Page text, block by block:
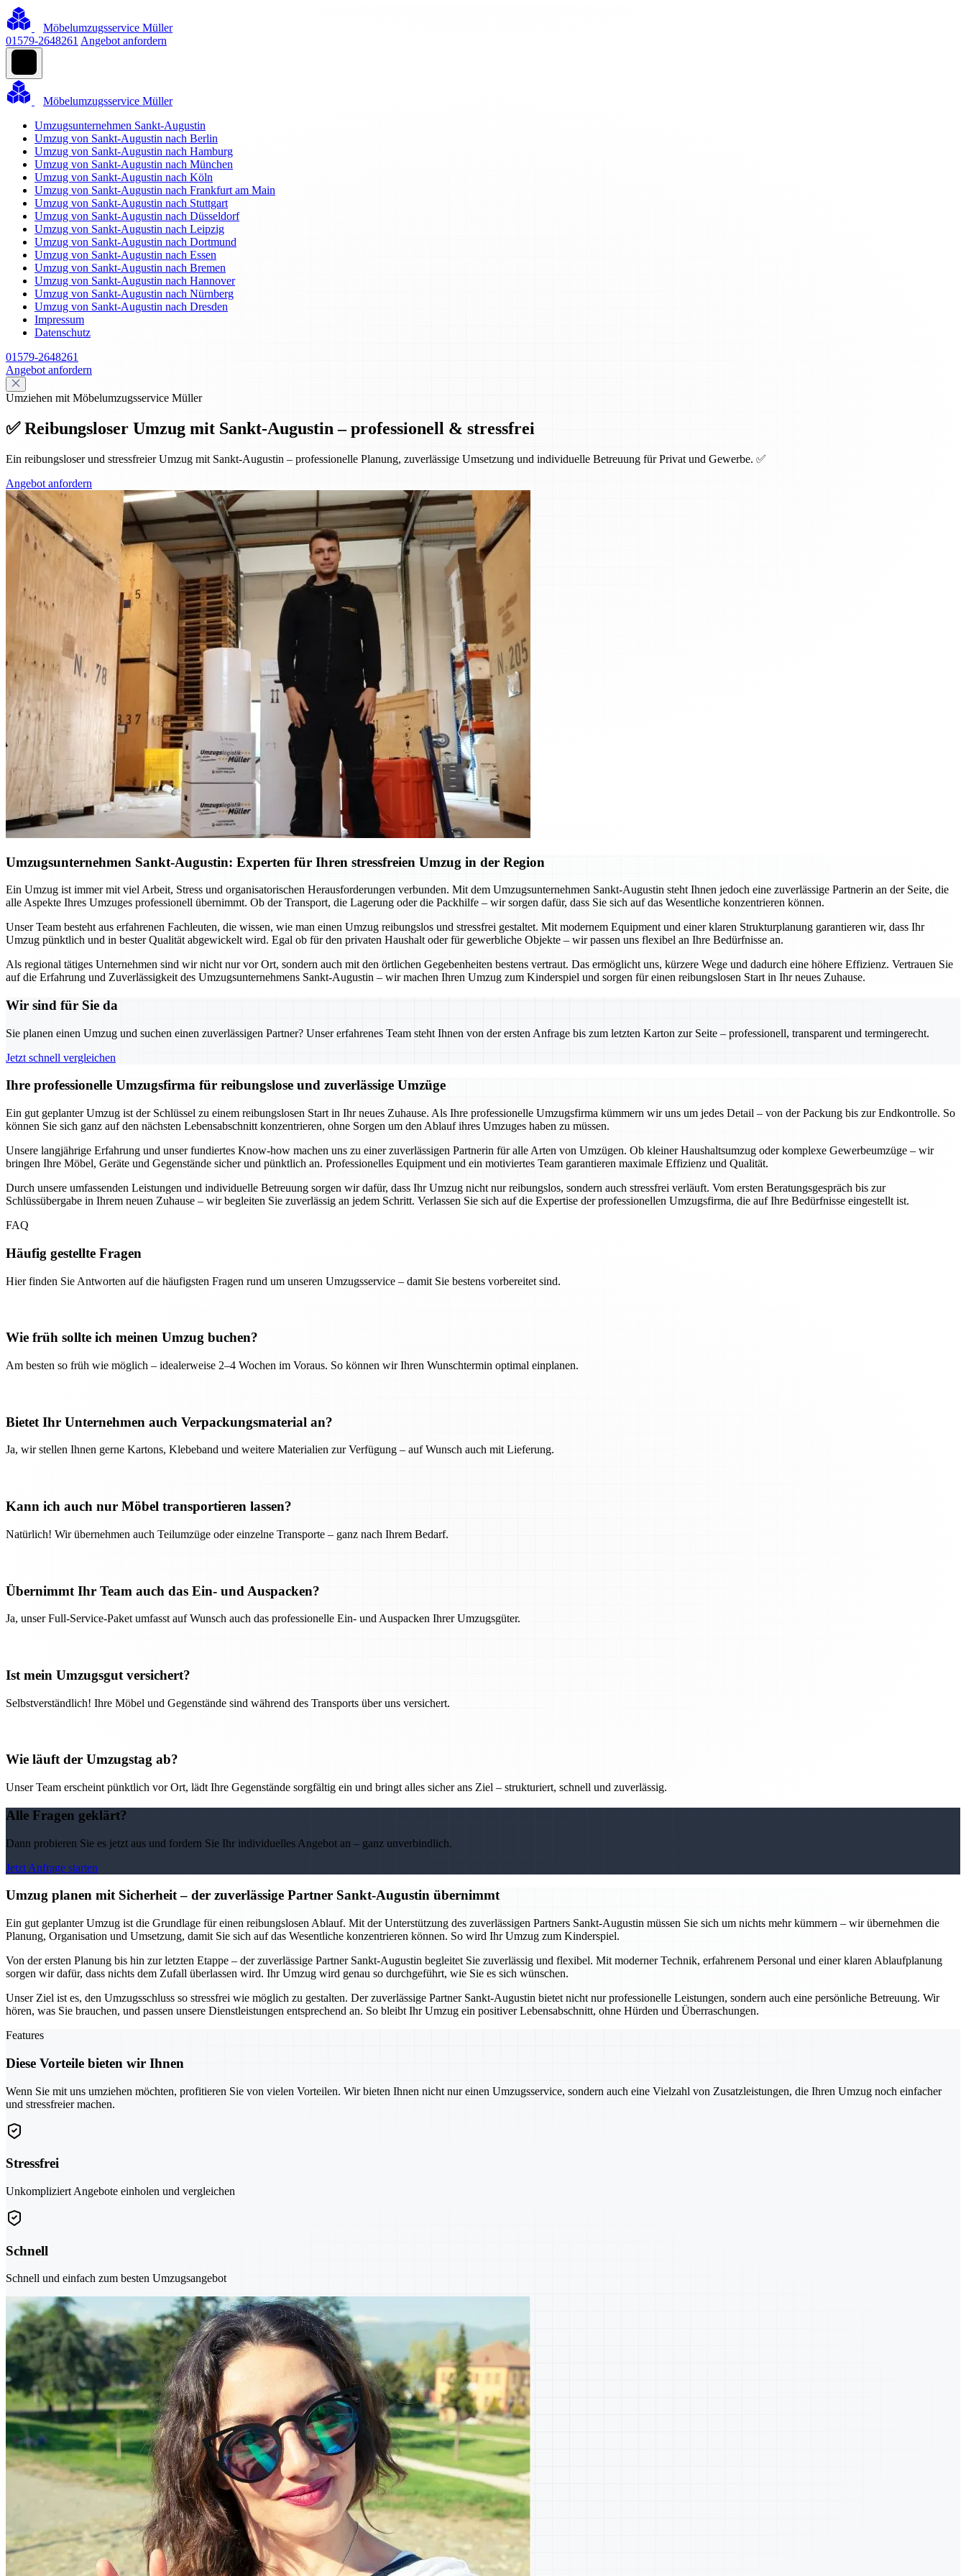
Möbelumzugsservice Müller
01579-2648261 Angebot anfordern
Möbelumzugsservice Müller
Umzugsunternehmen Sankt-Augustin
Umzug von Sankt-Augustin nach Berlin
Umzug von Sankt-Augustin nach Hamburg
Umzug von Sankt-Augustin nach München
Umzug von Sankt-Augustin nach Köln
Umzug von Sankt-Augustin nach Frankfurt am Main
Umzug von Sankt-Augustin nach Stuttgart
Umzug von Sankt-Augustin nach Düsseldorf
Umzug von Sankt-Augustin nach Leipzig
Umzug von Sankt-Augustin nach Dortmund
Umzug von Sankt-Augustin nach Essen
Umzug von Sankt-Augustin nach Bremen
Umzug von Sankt-Augustin nach Hannover
Umzug von Sankt-Augustin nach Nürnberg
Umzug von Sankt-Augustin nach Dresden
Impressum
Datenschutz
01579-2648261
Angebot anfordern
Umziehen mit Möbelumzugsservice Müller
✅ Reibungsloser Umzug mit Sankt-Augustin – professionell & stressfrei
Ein reibungsloser und stressfreier Umzug mit Sankt-Augustin – professionelle Planung, zuverlässige Umsetzung und individuelle Betreuung für Privat und Gewerbe. ✅
Angebot anfordern
Umzugsunternehmen Sankt-Augustin: Experten für Ihren stressfreien Umzug in der Region
Ein Umzug ist immer mit viel Arbeit, Stress und organisatorischen Herausforderungen verbunden. Mit dem Umzugsunternehmen Sankt-Augustin steht Ihnen jedoch eine zuverlässige Partnerin an der Seite, die
alle Aspekte Ihres Umzuges professionell übernimmt. Ob der Transport, die Lagerung oder die Packhilfe – wir sorgen dafür, dass Sie sich auf das Wesentliche konzentrieren können.
Unser Team besteht aus erfahrenen Fachleuten, die wissen, wie man einen Umzug reibungslos und stressfrei gestaltet. Mit modernem Equipment und einer klaren Strukturplanung garantieren wir, dass Ihr
Umzug pünktlich und in bester Qualität abgewickelt wird. Egal ob für den privaten Haushalt oder für gewerbliche Objekte – wir passen uns flexibel an Ihre Bedürfnisse an.
Als regional tätiges Unternehmen sind wir nicht nur vor Ort, sondern auch mit den örtlichen Gegebenheiten bestens vertraut. Das ermöglicht uns, kürzere Wege und dadurch eine höhere Effizienz. Vertrauen Sie
auf die Erfahrung und Zuverlässigkeit des Umzugsunternehmens Sankt-Augustin – wir machen Ihren Umzug zum Kinderspiel und sorgen für einen reibungslosen Start in Ihr neues Zuhause.
Wir sind für Sie da
Sie planen einen Umzug und suchen einen zuverlässigen Partner? Unser erfahrenes Team steht Ihnen von der ersten Anfrage bis zum letzten Karton zur Seite – professionell, transparent und termingerecht.
Jetzt schnell vergleichen
Ihre professionelle Umzugsfirma für reibungslose und zuverlässige Umzüge
Ein gut geplanter Umzug ist der Schlüssel zu einem reibungslosen Start in Ihr neues Zuhause. Als Ihre professionelle Umzugsfirma kümmern wir uns um jedes Detail – von der Packung bis zur Endkontrolle. So
können Sie sich ganz auf den nächsten Lebensabschnitt konzentrieren, ohne Sorgen um den Ablauf ihres Umzuges haben zu müssen.
Unsere langjährige Erfahrung und unser fundiertes Know-how machen uns zu einer zuverlässigen Partnerin für alle Arten von Umzügen. Ob kleiner Haushaltsumzug oder komplexe Gewerbeumzüge – wir
bringen Ihre Möbel, Geräte und Gegenstände sicher und pünktlich an. Professionelles Equipment und ein motiviertes Team garantieren maximale Effizienz und Qualität.
Durch unsere umfassenden Leistungen und individuelle Betreuung sorgen wir dafür, dass Ihr Umzug nicht nur reibungslos, sondern auch stressfrei verläuft. Vom ersten Beratungsgespräch bis zur
Schlüssübergabe in Ihrem neuen Zuhause – wir begleiten Sie zuverlässig an jedem Schritt. Verlassen Sie sich auf die Expertise der professionellen Umzugsfirma, die auf Ihre Bedürfnisse eingestellt ist.
FAQ
Häufig gestellte Fragen
Hier finden Sie Antworten auf die häufigsten Fragen rund um unseren Umzugsservice – damit Sie bestens vorbereitet sind.
Wie früh sollte ich meinen Umzug buchen?
Am besten so früh wie möglich – idealerweise 2–4 Wochen im Voraus. So können wir Ihren Wunschtermin optimal einplanen.
Bietet Ihr Unternehmen auch Verpackungsmaterial an?
Ja, wir stellen Ihnen gerne Kartons, Klebeband und weitere Materialien zur Verfügung – auf Wunsch auch mit Lieferung.
Kann ich auch nur Möbel transportieren lassen?
Natürlich! Wir übernehmen auch Teilumzüge oder einzelne Transporte – ganz nach Ihrem Bedarf.
Übernimmt Ihr Team auch das Ein- und Auspacken?
Ja, unser Full-Service-Paket umfasst auf Wunsch auch das professionelle Ein- und Auspacken Ihrer Umzugsgüter.
Ist mein Umzugsgut versichert?
Selbstverständlich! Ihre Möbel und Gegenstände sind während des Transports über uns versichert.
Wie läuft der Umzugstag ab?
Unser Team erscheint pünktlich vor Ort, lädt Ihre Gegenstände sorgfältig ein und bringt alles sicher ans Ziel – strukturiert, schnell und zuverlässig.
Alle Fragen geklärt?
Dann probieren Sie es jetzt aus und fordern Sie Ihr individuelles Angebot an – ganz unverbindlich.
Jetzt Anfrage starten
Umzug planen mit Sicherheit – der zuverlässige Partner Sankt-Augustin übernimmt
Ein gut geplanter Umzug ist die Grundlage für einen reibungslosen Ablauf. Mit der Unterstützung des zuverlässigen Partners Sankt-Augustin müssen Sie sich um nichts mehr kümmern – wir übernehmen die
Planung, Organisation und Umsetzung, damit Sie sich auf das Wesentliche konzentrieren können. So wird Ihr Umzug zum Kinderspiel.
Von der ersten Planung bis hin zur letzten Etappe – der zuverlässige Partner Sankt-Augustin begleitet Sie zuverlässig und flexibel. Mit moderner Technik, erfahrenem Personal und einer klaren Ablaufplanung
sorgen wir dafür, dass nichts dem Zufall überlassen wird. Ihr Umzug wird genau so durchgeführt, wie Sie es sich wünschen.
Unser Ziel ist es, den Umzugsschluss so stressfrei wie möglich zu gestalten. Der zuverlässige Partner Sankt-Augustin bietet nicht nur professionelle Leistungen, sondern auch eine persönliche Betreuung. Wir
hören, was Sie brauchen, und passen unsere Dienstleistungen entsprechend an. So bleibt Ihr Umzug ein positiver Lebensabschnitt, ohne Hürden und Überraschungen.
Features
Diese Vorteile bieten wir Ihnen
Wenn Sie mit uns umziehen möchten, profitieren Sie von vielen Vorteilen. Wir bieten Ihnen nicht nur einen Umzugsservice, sondern auch eine Vielzahl von Zusatzleistungen, die Ihren Umzug noch einfacher
und stressfreier machen.
Stressfrei
Unkompliziert Angebote einholen und vergleichen
Schnell
Schnell und einfach zum besten Umzugsangebot